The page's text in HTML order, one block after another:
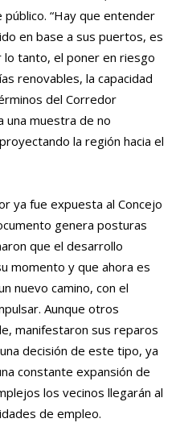
“Hay que entender
en base a sus puertos, es
lo tanto, el poner en riesgo
renovables, la capacidad
del Corredor
una muestra de no
la región hacia el
ya fue expuesta al Concejo
genera posturas
que el desarrollo
momento y que ahora es
nuevo camino, con el
Aunque otros
manifestaron sus reparos
decisión de este tipo, ya
constante expansión de
los vecinos llegarán al
de empleo.